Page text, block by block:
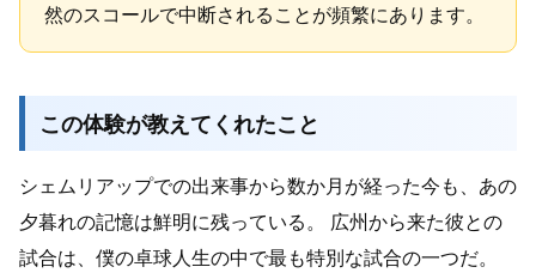
然のスコールで中断されることが頻繁にあります。
この体験が教えてくれたこと
シェムリアップでの出来事から数か月が経った今も、あの
夕暮れの記憶は鮮明に残っている。 広州から来た彼との
試合は、僕の卓球人生の中で最も特別な試合の一つだ。